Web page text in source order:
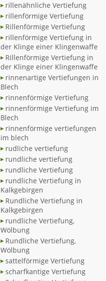
rillenähnliche Vertiefung
rillenförmige Vertiefung
Rillenförmige Vertiefung
rillenförmige Vertiefung in
der Klinge einer Klingenwaffe
Rillenförmige Vertiefung in
der Klinge einer Klingenwaffe
rinnenartige Vertiefungen in
Blech
rinnenförmige Vertiefung
rinnenförmige Vertiefung im
Blech
rinnenförmige vertiefungen
im blech
rudliche vertiefung
rundliche vertiefung
rundliche Vertiefung
rundliche Vertiefung in
Kalkgebirgen
Rundliche Vertiefung in
Kalkgebirgen
rundliche Vertiefung,
Wölbung
Rundliche Vertiefung,
Wölbung
sattelförmige Vertiefung
scharfkantige Vertiefung